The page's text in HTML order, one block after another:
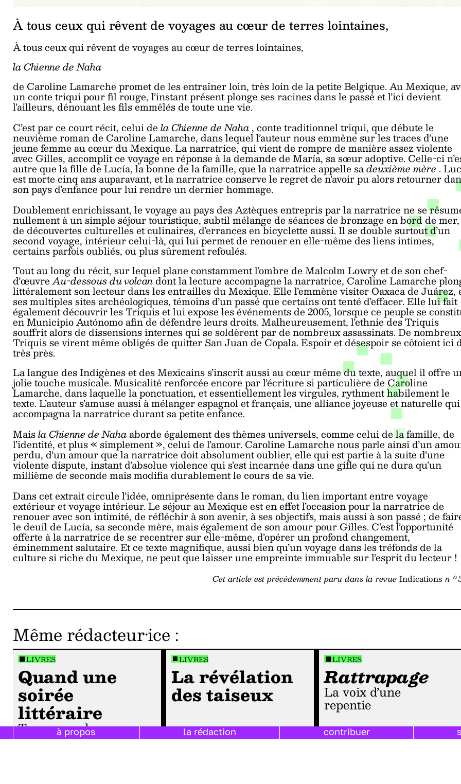
À tous ceux qui rêvent de voyages au cœur de terres lointaines,
À tous ceux qui rêvent de voyages au cœur de terres lointaines,
la Chienne de Naha
de Caroline Lamarche promet de les entraîner loin, très loin de la petite Belgique. Au Mexique,
un conte triqui pour fil rouge, l’instant présent plonge ses racines dans le passé et l’ici devient
l’ailleurs, dénouant les fils emmêlés de toute une vie.
C’est par ce court récit, celui dela Chienne de Naha, conte traditionnel triqui, que débute le
neuvième roman de Caroline Lamarche, dans lequel l’auteur nous emmène sur les traces d’une
jeune femme au cœur du Mexique. La narratrice, qui vient de rompre de manière assez violente
avec Gilles, accomplit ce voyage en réponse à la demande de María, sa sœur adoptive. Celle-ci
autre que la fille de Lucía, la bonne de la famille, que la narratrice appelle sadeuxième mère .
est morte cinq ans auparavant, et la narratrice conserve le regret de n’avoir pu alors retourner
son pays d’enfance pour lui rendre un dernier hommage.
Doublement enrichissant, le voyage au pays des Aztèques entrepris par la narratrice ne se
nullement à un simple séjour touristique, subtil mélange de séances de bronzage en bord de mer,
de découvertes culturelles et culinaires, d’errances en bicyclette aussi. Il se double surtout d’un
second voyage, intérieur celui-là, qui lui permet de renouer en elle-même des liens intimes,
certains parfois oubliés, ou plus sûrement refoulés.
Tout au long du récit, sur lequel plane constamment l’ombre de Malcolm Lowry et de son chef-
d’œuvreAu-dessous du volcandont la lecture accompagne la narratrice, Caroline Lamarche
littéralement son lecteur dans les entrailles du Mexique. Elle l’emmène visiter Oaxaca de Juárez,
ses multiples sites archéologiques, témoins d’un passé que certains ont tenté d’effacer. Elle lui fait
également découvrir les Triquis et lui expose les événements de 2005, lorsque ce peuple se
en Municipio Autónomo afin de défendre leurs droits. Malheureusement, l’ethnie des Triquis
souffrit alors de dissensions internes qui se soldèrent par de nombreux assassinats. De nombreux
Triquis se virent même obligés de quitter San Juan de Copala. Espoir et désespoir se côtoient ici
très près.
La langue des Indigènes et des Mexicains s’inscrit aussi au cœur même du texte, auquel il offre
jolie touche musicale. Musicalité renforcée encore par l’écriture si particulière de Caroline
Lamarche, dans laquelle la ponctuation, et essentiellement les virgules, rythment habilement le
texte. L’auteur s’amuse aussi à mélanger espagnol et français, une alliance joyeuse et naturelle qui
accompagna la narratrice durant sa petite enfance.
Maisla Chienne de Nahaaborde également des thèmes universels, comme celui de la famille, de
l’identité, et plus « simplement », celui de l’amour. Caroline Lamarche nous parle ainsi d’un
perdu, d’un amour que la narratrice doit absolument oublier, elle qui est partie à la suite d’une
violente dispute, instant d’absolue violence qui s’est incarnée dans une gifle qui ne dura qu’un
millième de seconde mais modifia durablement le cours de sa vie.
Dans cet extrait circule l’idée, omniprésente dans le roman, du lien important entre voyage
extérieur et voyage intérieur. Le séjour au Mexique est en effet l’occasion pour la narratrice de
renouer avec son intimité, de réfléchir à son avenir, à ses objectifs, mais aussi à son passé ; de
le deuil de Lucía, sa seconde mère, mais également de son amour pour Gilles. C’est l’opportunité
offerte à la narratrice de se recentrer sur elle-même, d’opérer un profond changement,
éminemment salutaire. Et ce texte magnifique, aussi bien qu’un voyage dans les tréfonds de la
culture si riche du Mexique, ne peut que laisser une empreinte immuable sur l’esprit du lecteur !
Cet article est précédemment paru dans la revue Indications n o
Même rédacteur·ice :
LIVRES
Quand une
soirée
littéraire
tourne au drame…
LIVRES
La révélation
des taiseux
LIVRES
Rattrapage
la voix d’une
repentie
à propos la rédaction contribuer